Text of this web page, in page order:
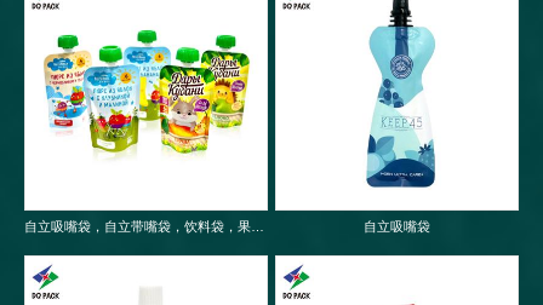
自立吸嘴袋